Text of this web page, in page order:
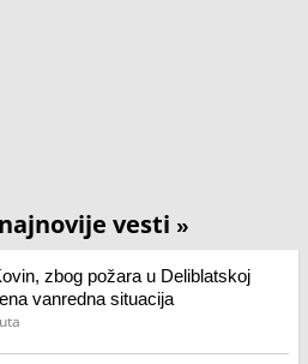
vesti »
zbog požara u Deliblatskoj
vanredna situacija